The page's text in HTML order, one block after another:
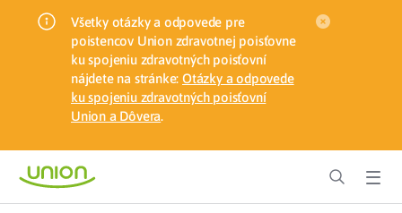
Všetky otázky a odpovede pre
poistencov Union zdravotnej poisťovne
ku spojeniu zdravotných poisťovní
nájdete na stránke: Otázky a odpovede
ku spojeniu zdravotných poisťovní
Union a Dôvera.